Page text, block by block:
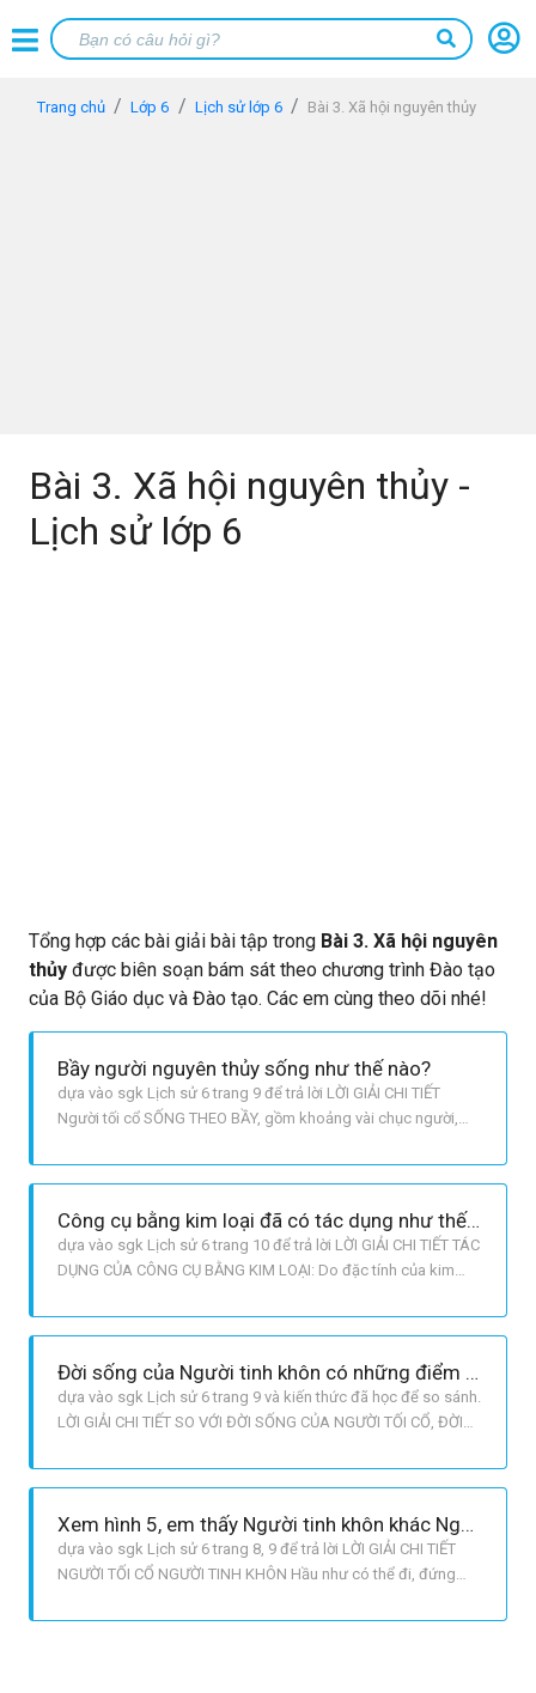
Trang chủ Lớp 6 Lịch sử lớp 6 Bài 3. Xã hội nguyên thủy
Bài 3. Xã hội nguyên thủy -
Lịch sử lớp 6
Tổng hợp các bài giải bài tập trong Bài 3. Xã hội nguyên
thủy được biên soạn bám sát theo chương trình Đào tạo
của Bộ Giáo dục và Đào tạo. Các em cùng theo dõi nhé!
Bầy người nguyên thủy sống như thế nào?
dựa vào sgk Lịch sử 6 trang 9 để trả lời LỜI GIẢI CHI TIẾT
Người tối cổ SỐNG THEO BẦY, gồm khoảng vài chục người,
sống trong các hang động, dưới mái đá hoặc trong những túp
săn b
Công cụ bằng kim loại đã có tác dụng như thế nào?
dựa vào sgk Lịch sử 6 trang 10 để trả lời LỜI GIẢI CHI TIẾT TÁC
DỤNG CỦA CÔNG CỤ BẰNG KIM LOẠI: Do đặc tính của kim
hoang, tăng diện tích trồng trọt, có thể xẻ gỗ đóng thuyền, xẻ
Đời sống của Người tinh khôn có những điểm nào tiến bộ hơn so với Người tối cổ?
dựa vào sgk Lịch sử 6 trang 9 và kiến thức đã học để so sánh.
LỜI GIẢI CHI TIẾT SO VỚI ĐỜI SỐNG CỦA NGƯỜI TỐI CỔ, ĐỜI
sống theo bầy mà theo từng thị tộc: các nhóm nhỏ, gồm vài
cùng thị tộc đều
Xem hình 5, em thấy Người tinh khôn khác Người tối cổ ở những điểm nào?
dựa vào sgk Lịch sử 6 trang 8, 9 để trả lời LỜI GIẢI CHI TIẾT
NGƯỜI TỐI CỔ NGƯỜI TINH KHÔN Hầu như có thể đi, đứng
phía trước,… Trên cơ thể còn bao phủ bởi một lớp lông mỏng.